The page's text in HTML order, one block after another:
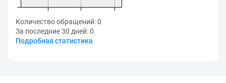
Количество обращений:0
За последние 30 дней:0
Подробная статистика